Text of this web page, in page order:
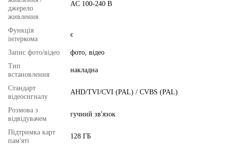
джерело
живлення
AC 100-240 В
Функція
інтеркома
є
Запис фото/відео
фото, відео
Тип
встановлення
накладна
Стандарт
відеосигналу
AHD/TVI/CVI (PAL) / CVBS (PAL)
Розмова з
відвідувачем
гучний зв'язок
Підтримка карт
пам'яті
128 ГБ